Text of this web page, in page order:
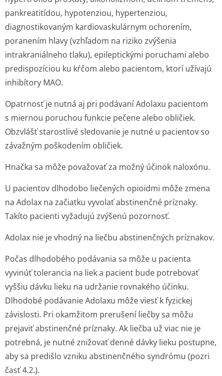
pankreatitídou, hypotenziou, hypertenziou,
diagnostikovaným kardiovaskulárnym ochorením,
poranením hlavy (vzhľadom na riziko zvýšenia
intrakraniálneho tlaku), epileptickými poruchami alebo
predispozíciou ku kŕčom alebo pacientom, ktorí užívajú
inhibítory MAO.
Opatrnosť je nutná aj pri podávaní Adolaxu pacientom
s miernou poruchou funkcie pečene alebo obličiek.
Obzvlášť starostlivé sledovanie je nutné u pacientov so
závažným poškodením obličiek.
Hnačka sa môže považovať za možný účinok naloxónu.
U pacientov dlhodobo liečených opioidmi môže zmena
na Adolax na začiatku vyvolať abstinenčné príznaky.
Takíto pacienti vyžadujú zvýšenú pozornosť.
Adolax nie je vhodný na liečbu abstinenčných príznakov.
Počas dlhodobého podávania sa môže u pacienta
vyvinúť tolerancia na liek a pacient bude potrebovať
vyššiu dávku lieku na udržanie rovnakého účinku.
Dlhodobé podávanie Adolaxu môže viesť k fyzickej
závislosti. Pri okamžitom prerušení liečby sa môžu
prejaviť abstinenčné príznaky. Ak liečba už viac nie je
potrebná, je nutné znižovať denné dávky lieku postupne,
aby sa predišlo vzniku abstinenčného syndrómu (pozri
časť 4.2.).